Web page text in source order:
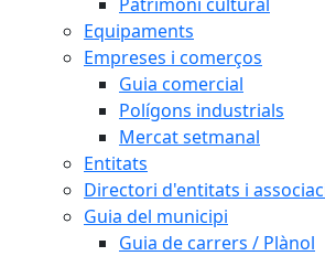
Equipaments
Empreses i comerços
Guia comercial
Polígons industrials
Mercat setmanal
Entitats
Directori d'entitats i
Guia del municipi
Guia de carrers / Plànol